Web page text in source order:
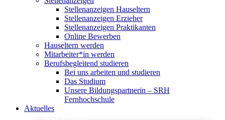
Stellenanzeigen Hauseltern
Stellenanzeigen Erzieher
Stellenanzeigen Praktikanten
Online Bewerben
Hauseltern werden
Mitarbeiter*in werden
Berufsbegleitend studieren
Bei uns arbeiten und studieren
Das Studium
Unsere Bildungspartnerin – SRH
Fernhochschule
Aktuelles